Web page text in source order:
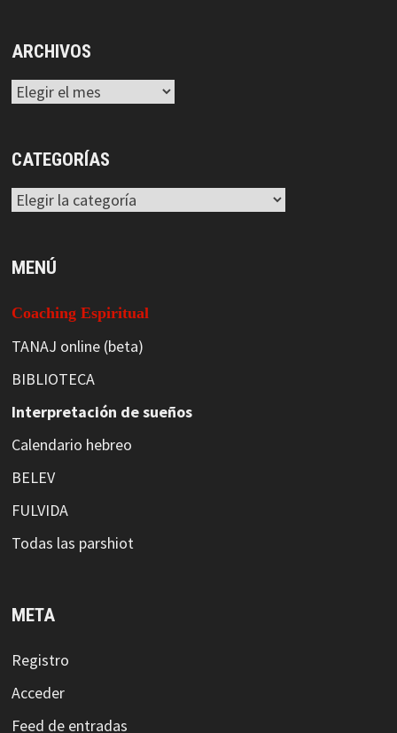
ARCHIVOS
Archivos
CATEGORÍAS
Categorías
MENÚ
Coaching Espiritual
TANAJ online (beta)
BIBLIOTECA
Interpretación de sueños
Calendario hebreo
BELEV
FULVIDA
Todas las parshiot
META
Registro
Acceder
Feed de entradas